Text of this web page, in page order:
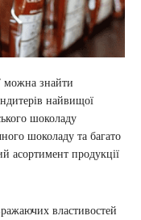
можна знайти
найвищої
шоколаду
шоколаду та багато
асортимент продукції
властивостей